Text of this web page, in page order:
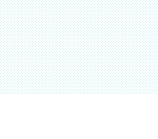
POPPY KATE | ソフトハ
ーネス - ミントティーカ
ップ(犬用 / Sサイズ)
4,620円 (税込)